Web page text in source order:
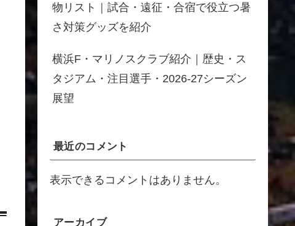
物リスト｜試合・遠征・合宿で役立つ暑
さ対策グッズを紹介
横浜F・マリノスクラブ紹介｜歴史・ス
タジアム・注目選手・2026-27シーズン
展望
最近のコメント
表示できるコメントはありません。
アーカイブ